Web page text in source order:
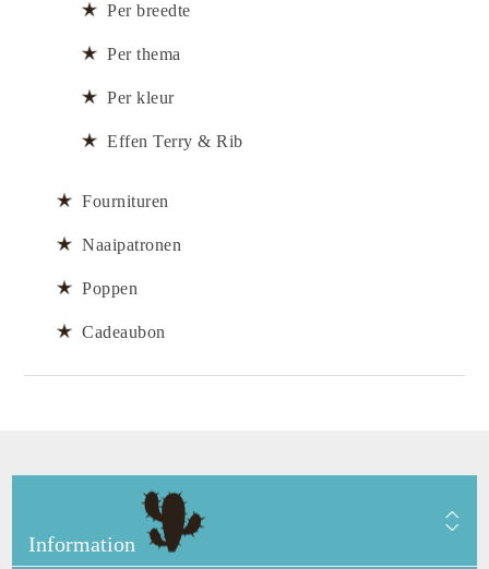
Per breedte
Per thema
Per kleur
Effen Terry & Rib
Fournituren
Naaipatronen
Poppen
Cadeaubon
Information